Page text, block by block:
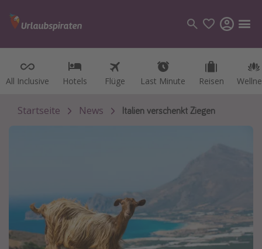
All Inclusive Hotels Flüge Last Minute Reisen
All Inclusive Hotels Flüge Last Minute Reisen
Kategorien
Flüge
Alle Reiseziele
Österreich
Startseite News Italien verschenkt Ziegen